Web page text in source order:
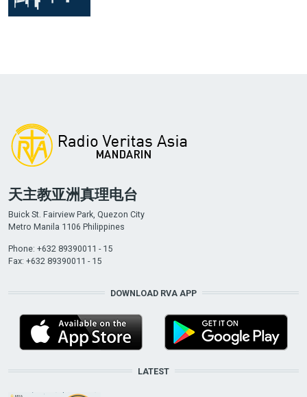
天主教亚洲真理电台
Buick St. Fairview Park, Quezon City
Metro Manila 1106 Philippines
Phone: +632 89390011 - 15
Fax: +632 89390011 - 15
DOWNLOAD RVA APP
LATEST